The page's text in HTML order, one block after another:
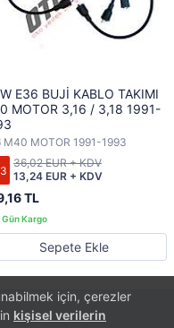
için, çerezler
kişisel verilerin
E36 BUJİ KABLO TAKIMI
MOTOR 3,16 / 3,18 1991-
M40 MOTOR 1991-1993
TL
13,24 EUR + KDV
36,02 EUR + KDV
Sepete Ekle